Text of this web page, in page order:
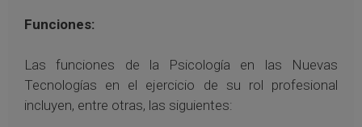
Funciones:
Las funciones de la Psicología en las Nuevas
Tecnologías en el ejercicio de su rol profesional
incluyen, entre otras, las siguientes: